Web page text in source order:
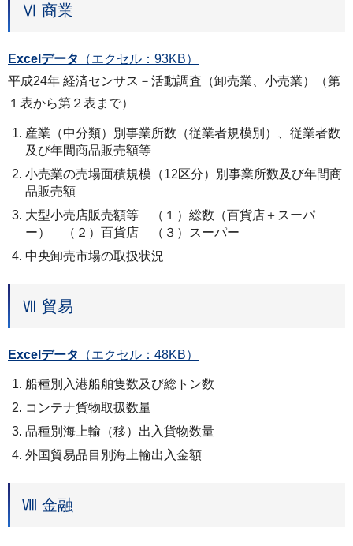
Ⅵ 商業
Excelデータ
（エクセル：93KB）
平成24年 経済センサス－活動調査（卸売業、小売業）（第
１表から第２表まで）
産業（中分類）別事業所数（従業者規模別）、従業者数
及び年間商品販売額等
小売業の売場面積規模（12区分）別事業所数及び年間商
品販売額
大型小売店販売額等 （１）総数（百貨店＋スーパ
ー） （２）百貨店 （３）スーパー
中央卸売市場の取扱状況
Ⅶ 貿易
Excelデータ （エクセル：48KB）
船種別入港船舶隻数及び総トン数
コンテナ貨物取扱数量
品種別海上輸（移）出入貨物数量
外国貿易品目別海上輸出入金額
Ⅷ 金融